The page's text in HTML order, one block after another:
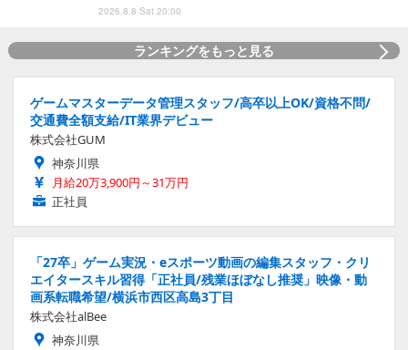
2026.8.8 Sat 20:00
ランキングをもっと見る
ゲームマスターデータ管理スタッフ/高卒以上OK/資格不問/
交通費全額支給/IT業界デビュー
株式会社GUM
神奈川県
月給20万3,900円～31万円
正社員
「27卒」ゲーム実況・eスポーツ動画の編集スタッフ・クリ
エイタースキル習得「正社員/残業ほぼなし推奨」映像・動
画系転職希望/横浜市西区高島3丁目
株式会社alBee
神奈川県